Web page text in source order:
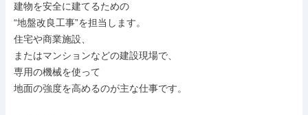
建物を安全に建てるための
“地盤改良工事”を担当します。
住宅や商業施設、
またはマンションなどの建設現場で、
専用の機械を使って
地面の強度を高めるのが主な仕事です。